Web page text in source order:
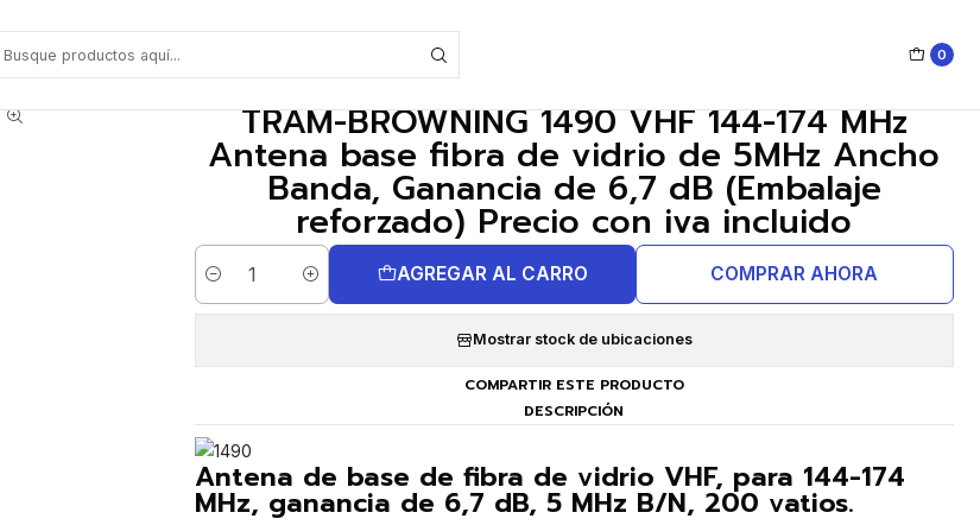
0
de 5MHz Ancho Banda, Ganancia de 6,7 dB (Embalaje reforzado) Precio con iva incluido
TRAM-BROWNING 1490 VHF 144-174 MHz
Antena base fibra de vidrio de 5MHz Ancho
Banda, Ganancia de 6,7 dB (Embalaje
reforzado) Precio con iva incluido
Cantidad
AGREGAR AL CARRO COMPRAR AHORA
Mostrar stock de ubicaciones
COMPARTIR ESTE PRODUCTO
DESCRIPCIÓN
Antena de base de fibra de vidrio VHF, para 144-174
MHz, ganancia de 6,7 dB, 5 MHz B/N, 200 vatios.